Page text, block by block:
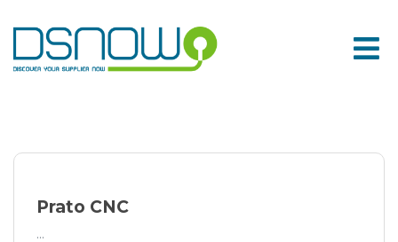
to
content
Prato CNC
...